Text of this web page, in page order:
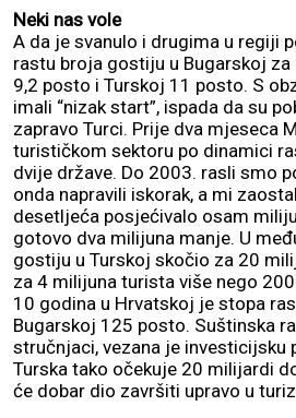
Neki nas vole
A da je svanulo i drugima u regiji
rastu broja gostiju u Bugarskoj za
9,2 posto i Turskoj 11 posto. S
imali “nizak start”, ispada da su
zapravo Turci. Prije dva mjeseca
turističkom sektoru po dinamici
dvije države. Do 2003. rasli smo
onda napravili iskorak, a mi
desetljeća posjećivalo osam
gotovo dva milijuna manje. U
gostiju u Turskoj skočio za 20
za 4 milijuna turista više nego
10 godina u Hrvatskoj je stopa
Bugarskoj 125 posto. Suštinska
stručnjaci, vezana je investicijsku
Turska tako očekuje 20 milijardi
će dobar dio završiti upravo u